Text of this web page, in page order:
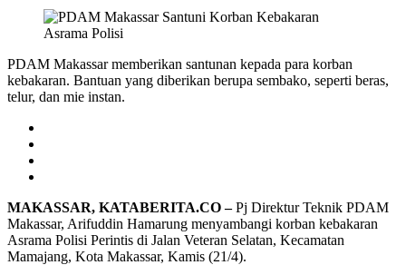
PDAM Makassar memberikan santunan kepada para korban
kebakaran. Bantuan yang diberikan berupa sembako, seperti beras,
telur, dan mie instan.
MAKASSAR, KATABERITA.CO –Pj Direktur Teknik PDAM
Makassar, Arifuddin Hamarung menyambangi korban kebakaran
Asrama Polisi Perintis di Jalan Veteran Selatan, Kecamatan
Mamajang, Kota Makassar, Kamis (21/4).